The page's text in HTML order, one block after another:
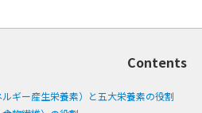
Contents
ギー産生栄養素）と五大栄養素の役割